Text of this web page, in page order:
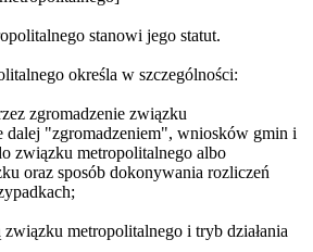
stanowi jego statut.
określa w szczególności:
zgromadzenie związku
dalej "zgromadzeniem", wniosków gmin i
związku metropolitalnego albo
oraz sposób dokonywania rozliczeń
metropolitalnego i tryb działania